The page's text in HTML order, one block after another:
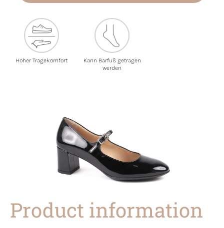
Hoher Tragekomfort
Kann Barfuß getragen
werden
Product information